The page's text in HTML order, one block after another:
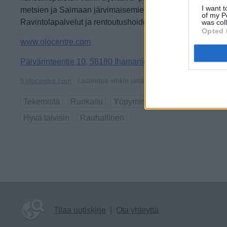
I want
of my
was
Opted
metsien ja Saimaan järvimaisemien keskellä.
Ravintolapalvelut ja rentoutushoidot saatavilla
www.olocentre.com
Päivärinteentie 10, 58180 Ihamaniemi (kartalla)
fi.olocentre.com : Lisätietoa vinkin jättäjästä
Tekemistä Ruokailu Yöpyminen
Hyvä talvisin
Rauhallinen
Tilaa uutiskirje Ota yhteyttä